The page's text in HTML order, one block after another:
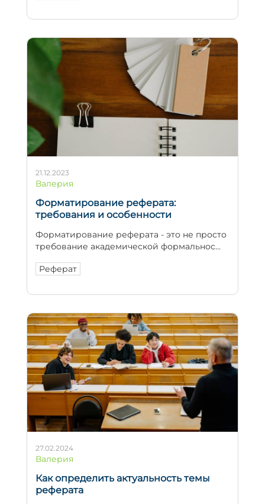
21.12.2023
Валерия
Форматирование реферата:
требования и особенности
Форматирование реферата - это не просто
требование академической формальнос...
Реферат
27.02.2024
Валерия
Как определить актуальность темы
реферата